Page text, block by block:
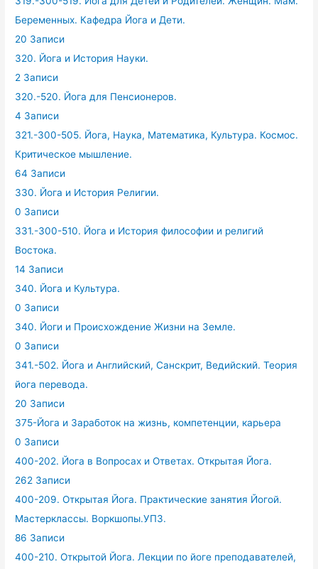
Беременных. Кафедра Йога и Дети.
20 Записи
320. Йога и История Науки.
2 Записи
320.-520. Йога для Пенсионеров.
4 Записи
321.-300-505. Йога, Наука, Математика, Культура. Космос.
Критическое мышление.
64 Записи
330. Йога и История Религии.
0 Записи
331.-300-510. Йога и История философии и религий
Востока.
14 Записи
340. Йога и Культура.
0 Записи
340. Йоги и Происхождение Жизни на Земле.
0 Записи
341.-502. Йога и Английский, Санскрит, Ведийский. Теория
йога перевода.
20 Записи
375-Йога и Заработок на жизнь, компетенции, карьера
0 Записи
400-202. Йога в Вопросах и Ответах. Открытая Йога.
262 Записи
400-209. Открытая Йога. Практические занятия Йогой.
Мастерклассы. Воркшопы.УПЗ.
86 Записи
400-210. Открытой Йога. Лекции по йоге преподавателей,